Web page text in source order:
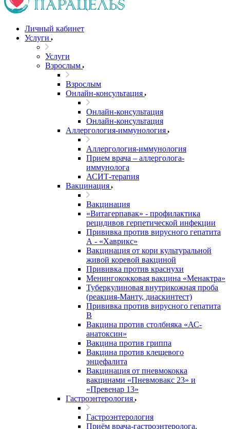
Личный кабинет
Услуги
Услуги
Взрослым
Взрослым
Онлайн-консультация
Онлайн-консультация
Онлайн-консультация
Аллергология-иммунология
Аллергология-иммунология
Прием врача – аллерголога-
иммунолога
АСИТ-терапия
Вакцинация
Вакцинация
«Витагерпавак» - профилактика
рецидивов герпетической инфекции
Прививка против вирусного гепатита
А - «Хаврикс»
Вакцинация от кори культуральной
живой коревой вакциной
Прививка против краснухи
Менингококковая вакцина «Менактра»
Туберкулиновая внутрикожная проба
(реакция-Манту, диаскинтест)
Прививка против вирусного гепатита
В
Вакцина против столбняка «АС-
анатоксин»
Вакцина против гриппа
Вакцина против клещевого
энцефалита
Вакцинация от пневмококка
вакцинами «Пневмовакс 23» и
«Превенар 13»
Гастроэнтерология
Гастроэнтерология
Приём врача-гастроэнтеролога,